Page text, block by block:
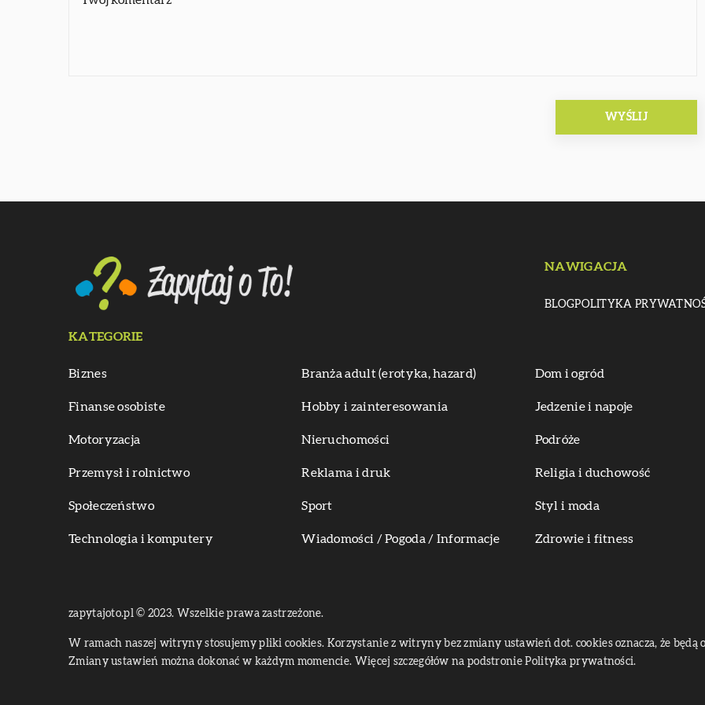
NAWIGACJA
BLOGPOLITYKA
KATEGORIE
Biznes Branża adult (erotyka, hazard) Dom i ogród
Finanse osobiste Hobby i zainteresowania Jedzenie i napoje
Motoryzacja Nieruchomości Podróże
Przemysł i rolnictwo Reklama i druk Religia i duchowość
Społeczeństwo Sport Styl i moda
Technologia i komputery Wiadomości / Pogoda / Informacje Zdrowie i fitness
zapytajoto.pl © 2023. Wszelkie prawa zastrzeżone.
W ramach naszej witryny stosujemy pliki cookies. Korzystanie z witryny bez zmiany ustawień dot. cookies oznacza, że będą
Zmiany ustawień można dokonać w każdym momencie. Więcej szczegółów na podstroniePolityka prywatności.